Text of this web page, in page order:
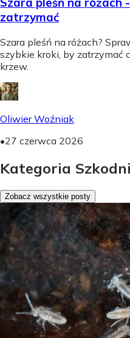
zatrzymać
Szara pleśń na różach?
szybkie kroki, by zatrzymać
krzew.
Oliwier Woźniak
•27 czerwca 2026
Kategoria
Zobacz wszystkie posty